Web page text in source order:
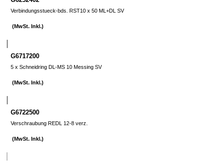
Verbindungsstueck-bds. RST10 x 50 ML+DL SV
(MwSt. Inkl.)
G6717200
5 x Schneidring DL-MS 10 Messing SV
(MwSt. Inkl.)
G6722500
Verschraubung REDL 12-8 verz.
(MwSt. Inkl.)